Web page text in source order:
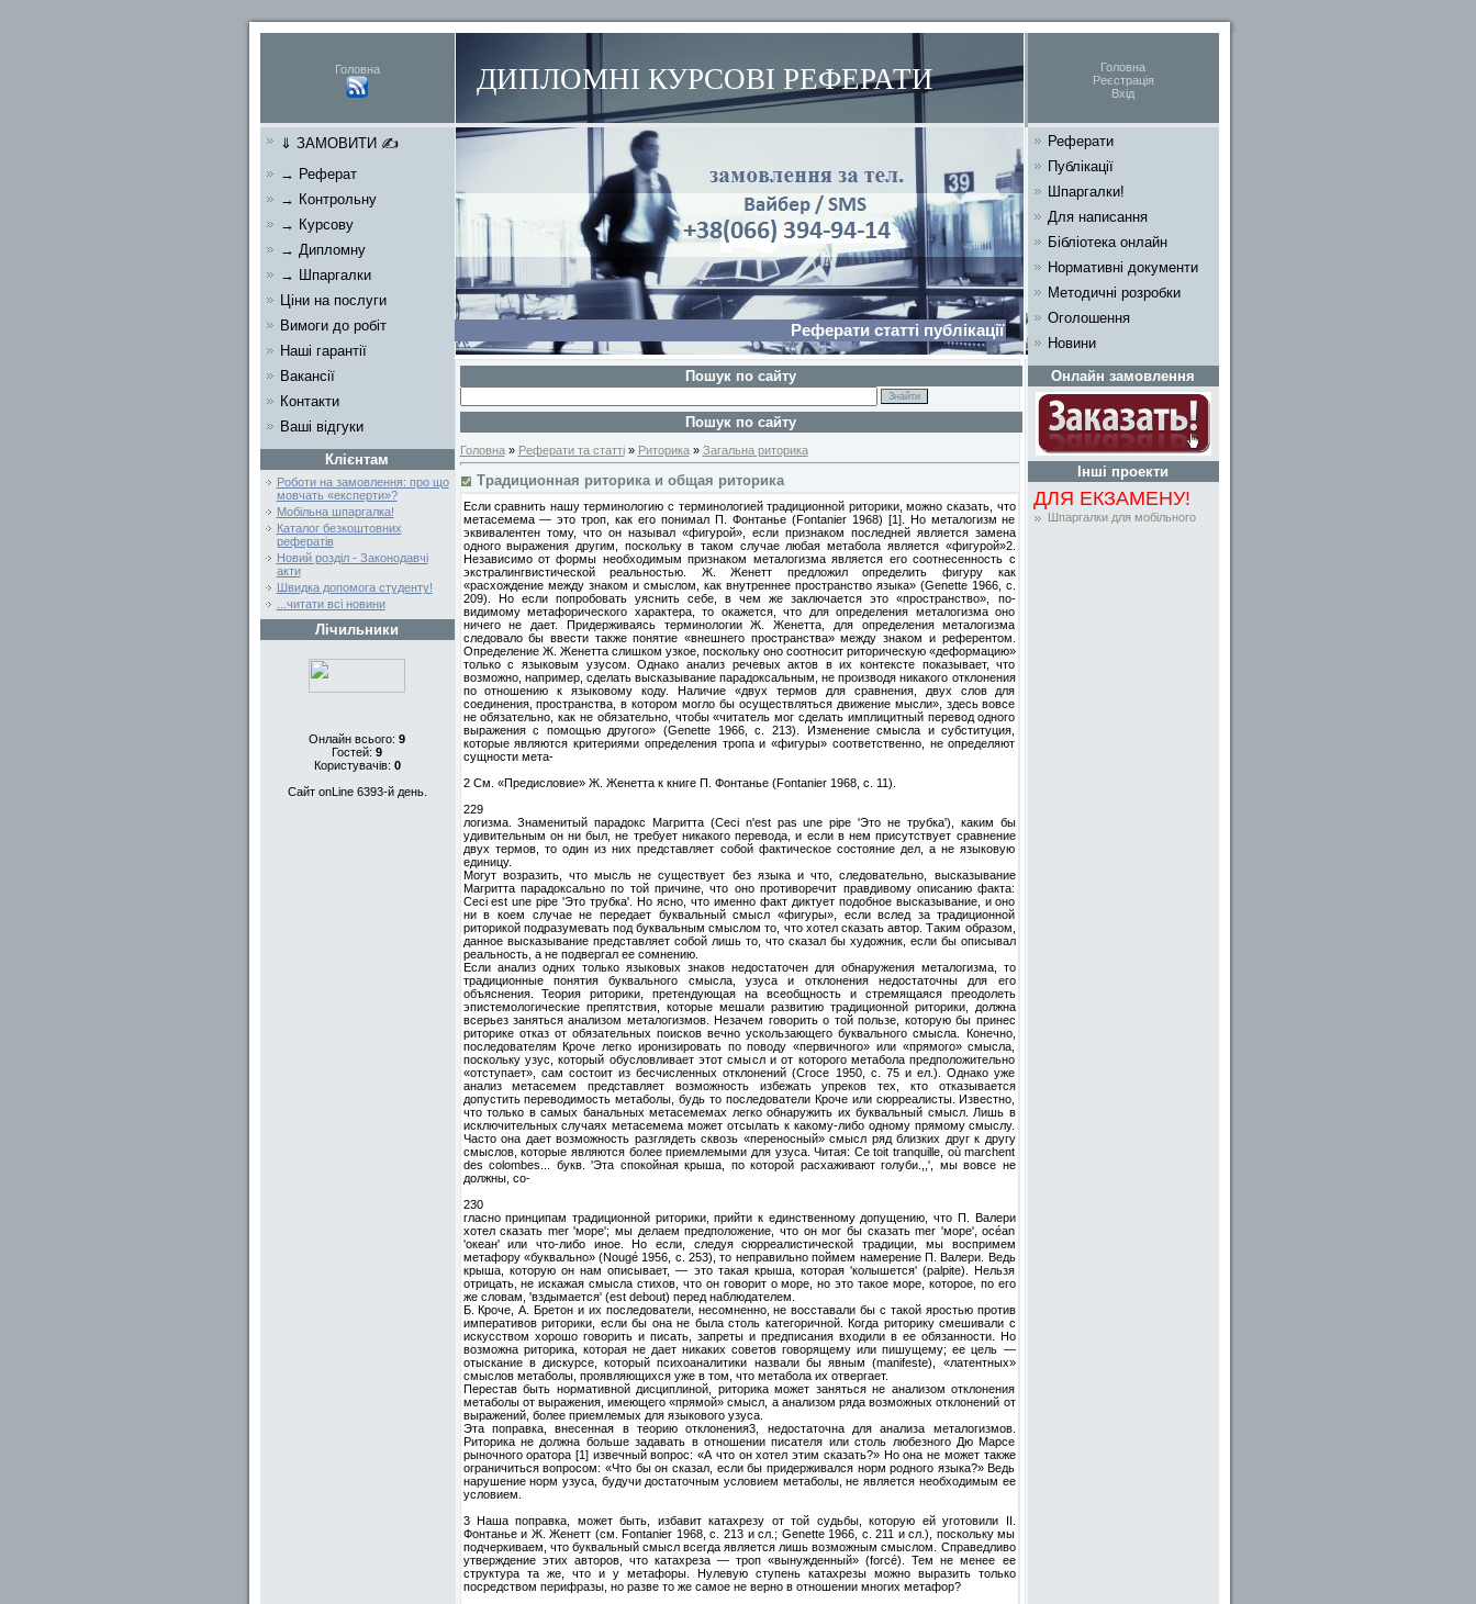
Головна ДИПЛОМНІ КУРСОВІ РЕФЕРАТИ
Головна
Реєстрація
Вхід
⇓ ЗАМОВИТИ ✍
→ Реферат
→ Контрольну
→ Курсову
→ Дипломну
→ Шпаргалки
Ціни на послуги
Вимоги до робіт
Наші гарантії
Вакансії
Контакти
Ваші відгуки
Клієнтам
Роботи на замовлення: про що
мовчать «експерти»?
Мобільна шпаргалка!
Каталог безкоштовних
рефератів
Новий розділ - Законодавчі
акти
Швидка допомога студенту!
...читати всі новини
Лічильники
Онлайн всього: 9
Гостей: 9
Користувачів: 0
Сайт onLine 6393-й день.
Реферати статті публікації
Пошук по сайту
Пошук по сайту
Головна» Реферати та статті» Риторика» Загальна риторика
Традиционная риторика и общая риторика
Если сравнить нашу терминологию с терминологией традиционной риторики, можно сказать, что
метасемема — это троп, как его понимал П. Фонтанье (Fontanier 1968) [1]. Но металогизм не
эквивалентен тому, что он называл «фигурой», если признаком последней является замена
одного выражения другим, поскольку в таком случае любая метабола является «фигурой»2.
Независимо от формы необходимым признаком металогизма является его соотнесенность с
экстралингвистической реальностью. Ж. Женетт предложил определить фигуру как
«расхождение между знаком и смыслом, как внутреннее пространство языка» (Genette 1966, с.
209). Но если попробовать уяснить себе, в чем же заключается это «пространство», по-
видимому метафорического характера, то окажется, что для определения металогизма оно
ничего не дает. Придерживаясь терминологии Ж. Женетта, для определения металогизма
следовало бы ввести также понятие «внешнего пространства» между знаком и референтом.
Определение Ж. Женетта слишком узкое, поскольку оно соотносит риторическую «деформацию»
только с языковым узусом. Однако анализ речевых актов в их контексте показывает, что
возможно, например, сделать высказывание парадоксальным, не производя никакого отклонения
по отношению к языковому коду. Наличие «двух термов для сравнения, двух слов для
соединения, пространства, в котором могло бы осуществляться движение мысли», здесь вовсе
не обязательно, как не обязательно, чтобы «читатель мог сделать имплицитный перевод одного
выражения с помощью другого» (Genette 1966, с. 213). Изменение смысла и субституция,
которые являются критериями определения тропа и «фигуры» соответственно, не определяют
сущности мета-
2 См. «Предисловие» Ж. Женетта к книге П. Фонтанье (Fontanier 1968, с. 11).
229
логизма. Знаменитый парадокс Магритта (Ceci n'est pas une pipe 'Это не трубка'), каким бы
удивительным он ни был, не требует никакого перевода, и если в нем присутствует сравнение
двух термов, то один из них представляет собой фактическое состояние дел, а не языковую
единицу.
Могут возразить, что мысль не существует без языка и что, следовательно, высказывание
Магритта парадоксально по той причине, что оно противоречит правдивому описанию факта:
Ceci est une pipe 'Это трубка'. Но ясно, что именно факт диктует подобное высказывание, и оно
ни в коем случае не передает буквальный смысл «фигуры», если вслед за традиционной
риторикой подразумевать под буквальным смыслом то, что хотел сказать автор. Таким образом,
данное высказывание представляет собой лишь то, что сказал бы художник, если бы описывал
реальность, а не подвергал ее сомнению.
Если анализ одних только языковых знаков недостаточен для обнаружения металогизма, то
традиционные понятия буквального смысла, узуса и отклонения недостаточны для его
объяснения. Теория риторики, претендующая на всеобщность и стремящаяся преодолеть
эпистемологические препятствия, которые мешали развитию традиционной риторики, должна
всерьез заняться анализом металогизмов. Незачем говорить о той пользе, которую бы принес
риторике отказ от обязательных поисков вечно ускользающего буквального смысла. Конечно,
последователям Кроче легко иронизировать по поводу «первичного» или «прямого» смысла,
поскольку узус, который обусловливает этот смысл и от которого метабола предположительно
«отступает», сам состоит из бесчисленных отклонений (Сгосе 1950, с. 75 и ел.). Однако уже
анализ метасемем представляет возможность избежать упреков тех, кто отказывается
допустить переводимость метаболы, будь то последователи Кроче или сюрреалисты. Известно,
что только в самых банальных метасемемах легко обнаружить их буквальный смысл. Лишь в
исключительных случаях метасемема может отсылать к какому-либо одному прямому смыслу.
Часто она дает возможность разглядеть сквозь «переносный» смысл ряд близких друг к другу
смыслов, которые являются более приемлемыми для узуса. Читая: Ce toit tranquille, où marchent
des colombes... букв. 'Эта спокойная крыша, по которой расхаживают голуби.,,', мы вовсе не
должны, со-
230
гласно принципам традиционной риторики, прийти к единственному допущению, что П. Валери
хотел сказать mer 'море'; мы делаем предположение, что он мог бы сказать mer 'море', océan
'океан' или что-либо иное. Но если, следуя сюрреалистической традиции, мы воспримем
метафору «буквально» (Nougé 1956, с. 253), то неправильно поймем намерение П. Валери. Ведь
крыша, которую он нам описывает, — это такая крыша, которая 'колышется' (palpite). Нельзя
отрицать, не искажая смысла стихов, что он говорит о море, но это такое море, которое, по его
же словам, 'вздымается' (est debout) перед наблюдателем.
Б. Кроче, А. Бретон и их последователи, несомненно, не восставали бы с такой яростью против
императивов риторики, если бы она не была столь категоричной. Когда риторику смешивали с
искусством хорошо говорить и писать, запреты и предписания входили в ее обязанности. Но
возможна риторика, которая не дает никаких советов говорящему или пишущему; ее цель —
отыскание в дискурсе, который психоаналитики назвали бы явным (manifeste), «латентных»
смыслов метаболы, проявляющихся уже в том, что метабола их отвергает.
Перестав быть нормативной дисциплиной, риторика может заняться не анализом отклонения
метаболы от выражения, имеющего «прямой» смысл, а анализом ряда возможных отклонений от
выражений, более приемлемых для языкового узуса.
Эта поправка, внесенная в теорию отклонения3, недостаточна для анализа металогизмов.
Риторика не должна больше задавать в отношении писателя или столь любезного Дю Марсе
рыночного оратора [1] извечный вопрос: «А что он хотел этим сказать?» Но она не может также
ограничиться вопросом: «Что бы он сказал, если бы придерживался норм родного языка?» Ведь
нарушение норм узуса, будучи достаточным условием метаболы, не является необходимым ее
условием.
3 Наша поправка, может быть, избавит катахрезу от той судьбы, которую ей уготовили II.
Фонтанье и Ж. Женетт (см. Fоntаnier 1968, с. 213 и сл.; Genette 1966, с. 211 и сл.), поскольку мы
подчеркиваем, что буквальный смысл всегда является лишь возможным смыслом. Справедливо
утверждение этих авторов, что катахреза — троп «вынужденный» (forcé). Тем не менее ее
структура та же, что и у метафоры. Нулевую ступень катахрезы можно выразить только
посредством перифразы, но разве то же самое не верно в отношении многих метафор?
Реферати
Публікації
Шпаргалки!
Для написання
Бібліотека онлайн
Нормативні документи
Методичні розробки
Оголошення
Новини
Онлайн замовлення
Інші проекти
ДЛЯ ЕКЗАМЕНУ!
Шпаргалки для мобільного